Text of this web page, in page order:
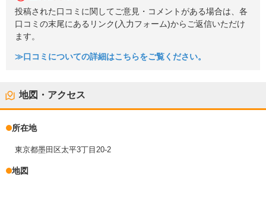
投稿された口コミに関してご意見・コメントがある場合は、各
口コミの末尾にあるリンク(入力フォーム)からご返信いただけ
ます。
≫口コミについての詳細はこちらをご覧ください。
地図・アクセス
所在地
東京都墨田区太平3丁目20-2
地図